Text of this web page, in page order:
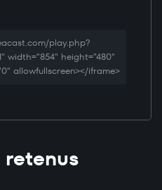
play.php?
width="854" height="480"
allowfullscreen></iframe>